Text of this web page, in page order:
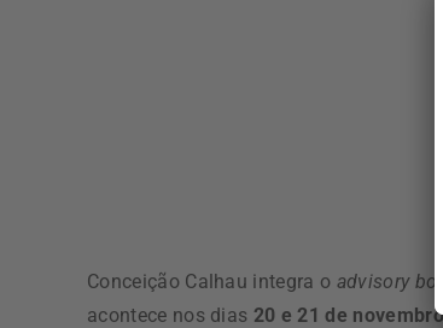
Conceição Calhau integra o advisory
acontece nos dias 20 e 21 de